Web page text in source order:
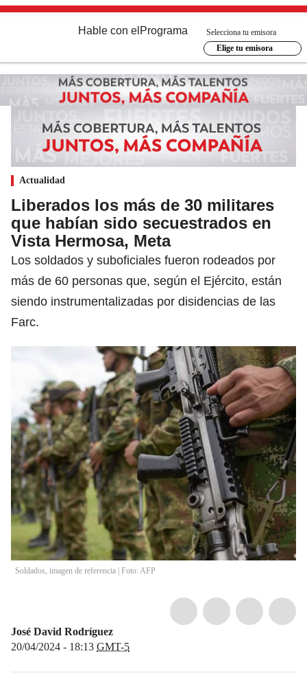
Hable con el Programa
Selecciona tu emisora
Elige tu emisora
Actualidad
Liberados los más de 30 militares
que habían sido secuestrados en
Vista Hermosa, Meta
Los soldados y suboficiales fueron rodeados por
más de 60 personas que, según el Ejército, están
siendo instrumentalizadas por disidencias de las
Farc.
Soldados, imagen de referencia | Foto: AFP
José David Rodríguez
20/04/2024 - 18:13 GMT-5